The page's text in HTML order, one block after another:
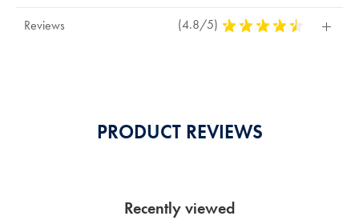
Reviews (4.8/5) 4,8
Stars
PRODUCT REVIEWS
Recently viewed